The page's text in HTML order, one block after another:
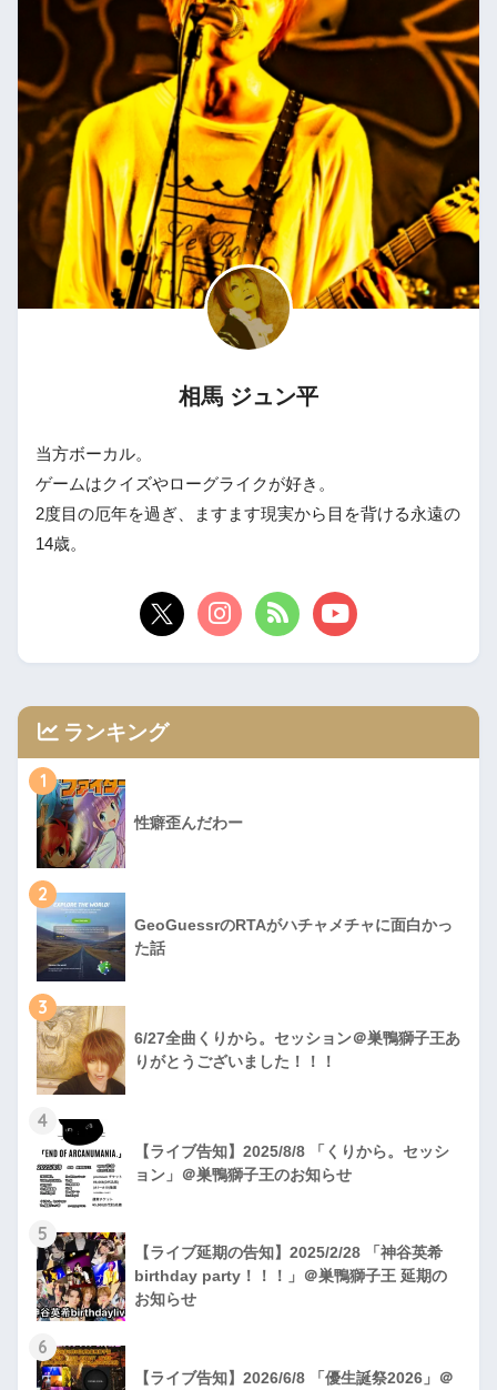
相馬 ジュン平
当方ボーカル。
ゲームはクイズやローグライクが好き。
2度目の厄年を過ぎ、ますます現実から目を背ける永遠の
14歳。
ランキング
1
性癖歪んだわー
2
GeoGuessrのRTAがハチャメチャに面白かっ
た話
3
6/27全曲くりから。セッション＠巣鴨獅子王あ
りがとうございました！！！
4
【ライブ告知】2025/8/8 「くりから。セッシ
ョン」＠巣鴨獅子王のお知らせ
5
【ライブ延期の告知】2025/2/28 「神谷英希
birthday party！！！」＠巣鴨獅子王 延期の
お知らせ
6
【ライブ告知】2026/6/8 「優生誕祭2026」＠